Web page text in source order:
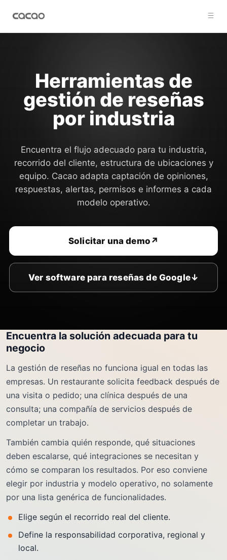
Herramientas de
gestión de reseñas
por industria
Encuentra el flujo adecuado para tu industria,
recorrido del cliente, estructura de ubicaciones y
equipo. Cacao adapta captación de opiniones,
respuestas, alertas, permisos e informes a cada
modelo operativo.
Solicitar una demo ↗
Ver software para reseñas de Google↓
Encuentra la solución adecuada para tu
negocio
La gestión de reseñas no funciona igual en todas las
empresas. Un restaurante solicita feedback después de
una visita o pedido; una clínica después de una
consulta; una compañía de servicios después de
completar un trabajo.
También cambia quién responde, qué situaciones
deben escalarse, qué integraciones se necesitan y
cómo se comparan los resultados. Por eso conviene
elegir por industria y modelo operativo, no solamente
por una lista genérica de funcionalidades.
Elige según el recorrido real del cliente.
Define la responsabilidad corporativa, regional y
local.